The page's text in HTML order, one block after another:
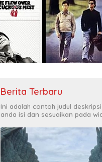
Berita Terbaru
Ini adalah contoh judul
anda isi dan sesuaikan pada